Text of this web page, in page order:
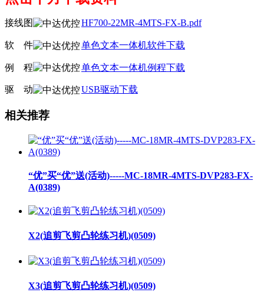
接线图 HF700-22MR-4MTS-FX-B.pdf
软 件 单色文本一体机软件下载
例 程 单色文本一体机例程下载
驱 动 USB驱动下载
相关推荐
“优”买“优”送(活动)-----MC-18MR-4MTS-DVP283-FX-
A(0389)
X2(追剪飞剪凸轮练习机)(0509)
X3(追剪飞剪凸轮练习机)(0509)